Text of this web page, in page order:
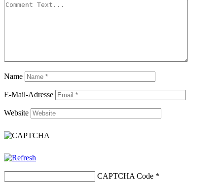
Name
E-Mail-Adresse
Website
CAPTCHA Code *